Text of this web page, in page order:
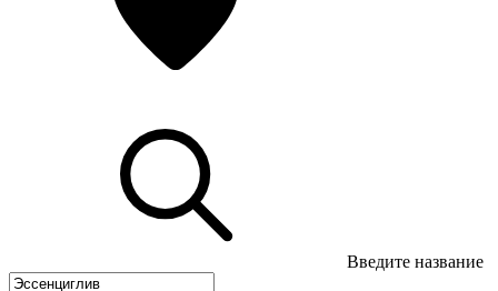
Введите название